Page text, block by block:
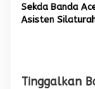
Sekda Banda
Asisten
Tinggalkan